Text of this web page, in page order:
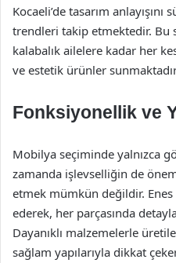
Kocaeli’de tasarım
trendleri takip etmektedir. Bu
kalabalık ailelere kadar her
ve estetik ürünler
Fonksiyonellik ve
Mobilya seçiminde yalnızca
zamanda işlevselliğin de
etmek mümkün değildir.
ederek, her parçasında
Dayanıklı malzemelerle
sağlam yapılarıyla dikkat